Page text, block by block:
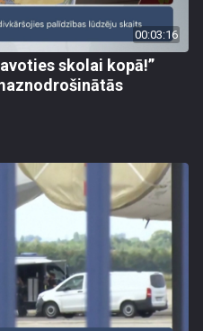
00:03:16
skolai kopā!”